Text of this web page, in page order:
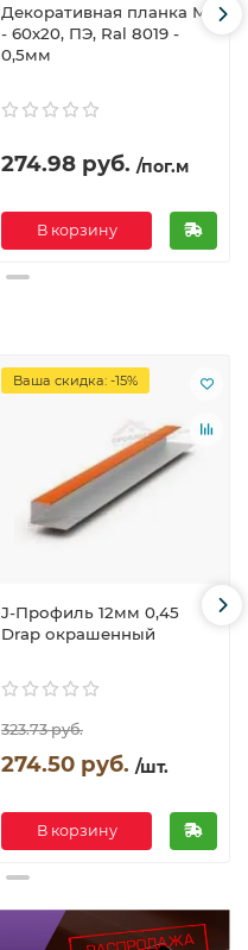
Декоративная планка М
- 60х20, ПЭ, Ral 8019 -
0,5мм
274.98 руб. /пог.м
В корзину
Ваша скидка: -15%
J-Профиль 12мм 0,45
Drap окрашенный
323.73 руб.
274.50 руб. /шт.
В корзину